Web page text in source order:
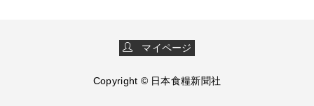
マイページ
Copyright © 日本食糧新聞社